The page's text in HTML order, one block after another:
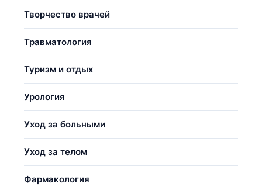
Творчество врачей
Травматология
Туризм и отдых
Урология
Уход за больными
Уход за телом
Фармакология